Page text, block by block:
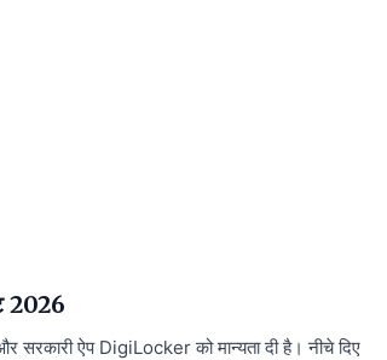
2026
ऐप DigiLocker को मान्यता दी है। नीचे दिए